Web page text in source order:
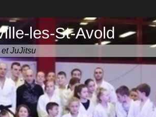
les-St-Avold
JuJitsu